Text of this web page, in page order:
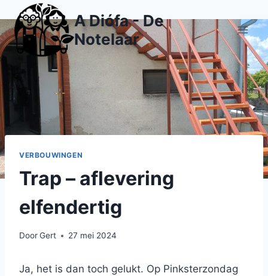
Doorgaan
naar
inhoud
A Diófa - De
Notelaar
VERBOUWINGEN
Trap – aflevering
elfendertig
DoorGert 27 mei 2024
Ja, het is dan toch gelukt. Op Pinksterzondag